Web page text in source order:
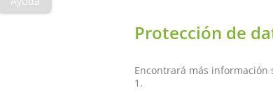
Protección de
Encontrará más información
1.